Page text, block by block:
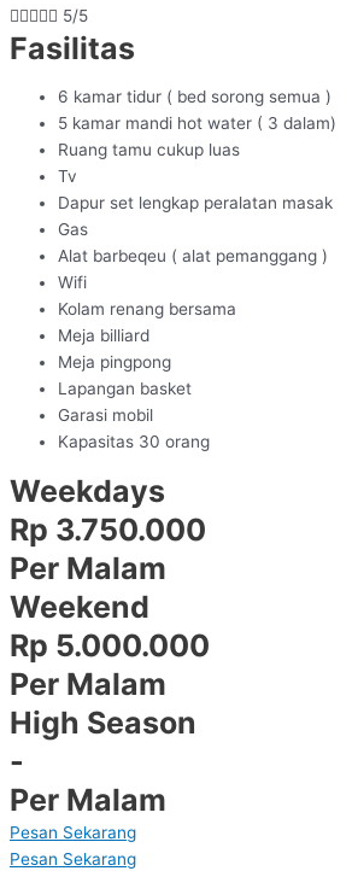
 5/5
Fasilitas
6 kamar tidur ( bed sorong semua )
5 kamar mandi hot water ( 3 dalam)
Ruang tamu cukup luas
Tv
Dapur set lengkap peralatan masak
Gas
Alat barbeqeu ( alat pemanggang )
Wifi
Kolam renang bersama
Meja billiard
Meja pingpong
Lapangan basket
Garasi mobil
Kapasitas 30 orang
Weekdays
Rp 3.750.000
Per Malam
Weekend
Rp 5.000.000
Per Malam
High Season
-
Per Malam
Pesan Sekarang
Pesan Sekarang